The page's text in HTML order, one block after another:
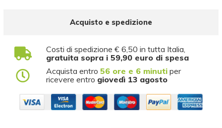
Acquisto e spedizione
Costi di spedizione € 6,50 in tutta Italia,
gratuita sopra i 59,90 euro di spesa
Acquista entro56 ore e 6 minuti per
ricevere entro giovedì 13 agosto